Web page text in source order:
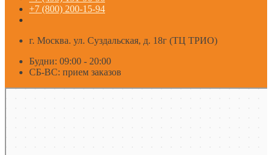
+7 (800) 200-15-94
г. Москва. ул. Суздальская, д. 18г (ТЦ ТРИО)
Будни: 09:00 - 20:00
СБ-ВС: прием заказов